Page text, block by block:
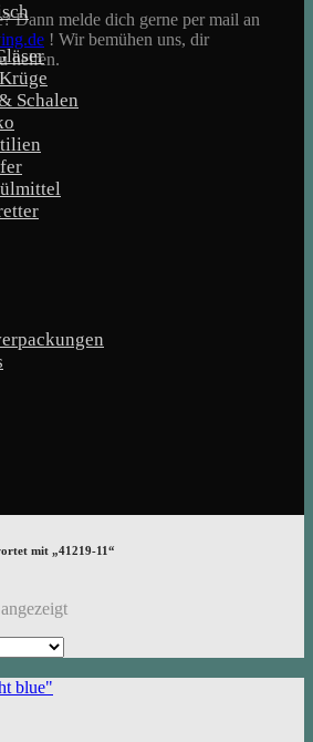
Dann melde dich gerne per mail an
! Wir bemühen uns, dir
helfen.
Schalen
mit „41219-11“